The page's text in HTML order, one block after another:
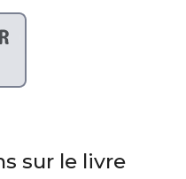
sur le livre